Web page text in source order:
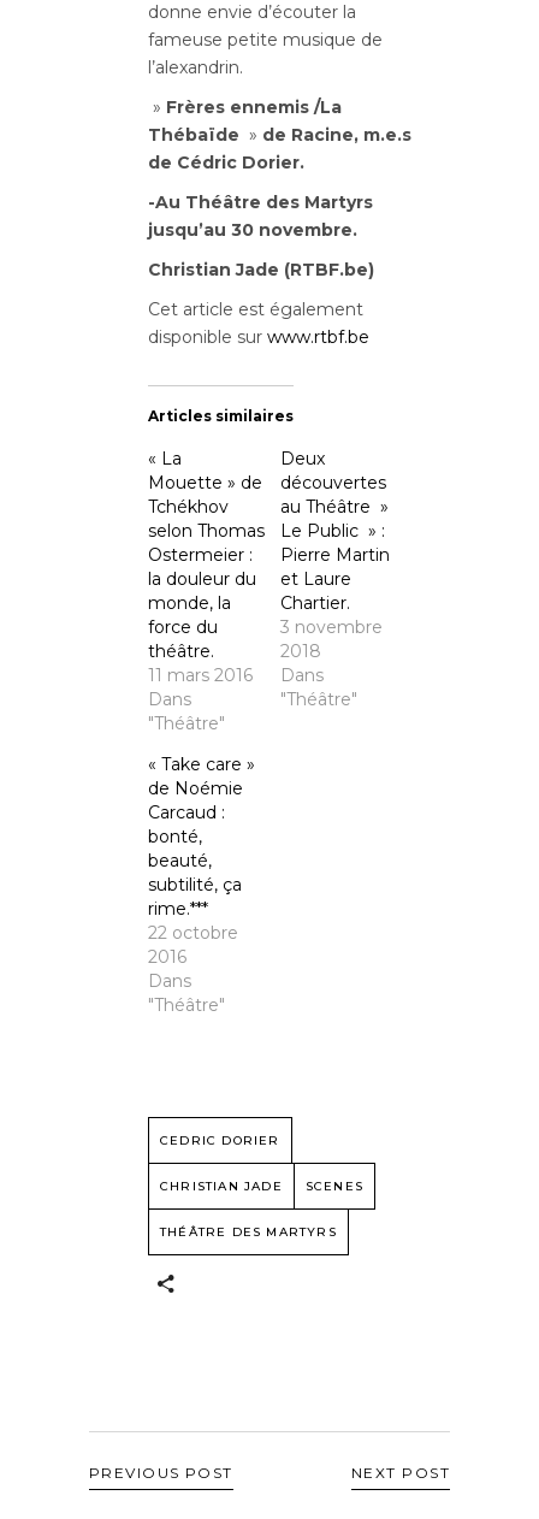
donne envie d’écouter la
fameuse petite musique de
l’alexandrin.
» Frères ennemis /La
Thébaïde » de Racine, m.e.s
de Cédric Dorier.
-Au Théâtre des Martyrs
jusqu’au 30 novembre.
Christian Jade (RTBF.be)
Cet article est également
disponible sur www.rtbf.be
Articles similaires
« La
Mouette » de
Tchékhov
selon Thomas
Ostermeier :
la douleur du
monde, la
force du
théâtre.
11 mars 2016
Dans
"Théâtre"
Deux
découvertes
au Théâtre »
Le Public » :
Pierre Martin
et Laure
Chartier.
3 novembre
2018
Dans
"Théâtre"
« Take care »
de Noémie
Carcaud :
bonté,
beauté,
subtilité, ça
rime.***
22 octobre
2016
Dans
"Théâtre"
CEDRIC DORIER
CHRISTIAN JADE SCENES
THÉÂTRE DES MARTYRS
PREVIOUS POST NEXT POST